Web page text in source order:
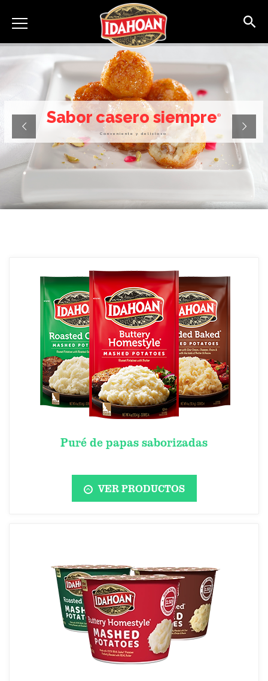
Idahoan
Sabor casero siempre®
Conveniente y delicioso
Puré de papas saborizadas
VER PRODUCTOS